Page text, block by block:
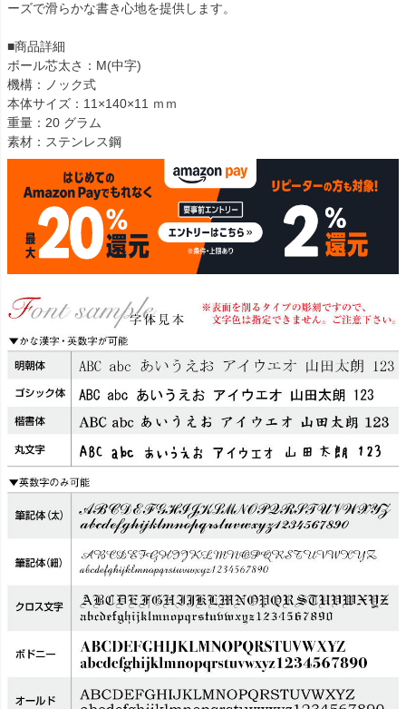
ーズで滑らかな書き心地を提供します。
■商品詳細
ボール芯太さ：M(中字)
機構：ノック式
本体サイズ：11×140×11 ｍｍ
重量：20 グラム
素材：ステンレス鋼